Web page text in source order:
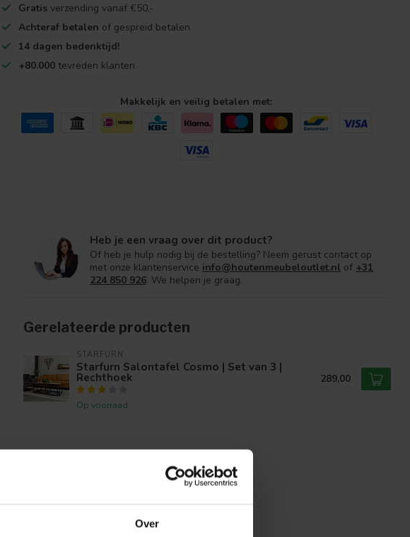
Over
Gratis verzending vanaf €50,-
Achteraf betalen of gespreid betalen
14 dagen bedenktijd!
+80.000 tevreden klanten
Makkelijk en veilig betalen met:
Heb je een vraag over dit product?
Of heb je hulp nodig bij de bestelling? Neem gerust contact op
met onze klantenservice info@houtenmeubeloutlet.nl of +31
224 850 926. We helpen je graag.
Gerelateerde producten
STARFURN
Starfurn Salontafel Cosmo | Set van 3 |
Rechthoek
Op voorraad
289,00